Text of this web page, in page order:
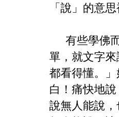
「說」的意
有些學佛
單，就文字
都看得懂。
白！痛快地
說無人能說